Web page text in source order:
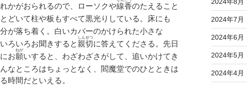
かがおられるので、ローソクや線香のたえること
どいて柱や板もすべて黒光りしている。床にも
が落ち着く。白いカバーのかけられた小さな
ろいろお聞きすると 親切
しんせつ
に答えてくださる。先日
にお願
ねが
いすると、わざわざさがして、追いかけてき
なところはちょっとなく、閻魔堂でのひとときは
時間だといえる。
2024年7月
2024年6月
2024年5月
2024年4月